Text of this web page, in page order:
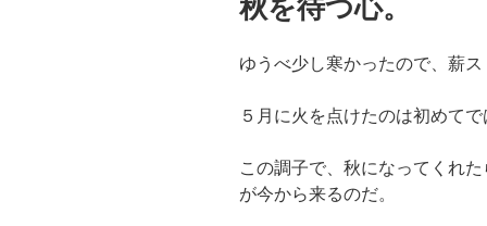
日:
秋を待つ心。
ゆうべ少し寒かったので、薪ス
５月に火を点けたのは初めてで
この調子で、秋になってくれ
が今から来るのだ。